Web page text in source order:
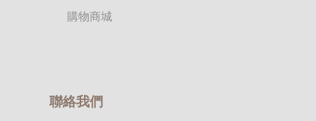
2026.05.04
OR 54=(SELECT 54
購物商城
聯絡我們